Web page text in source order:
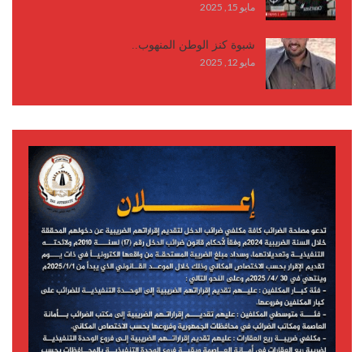
مايو 15, 2025
شبوة كنز الوطن المنهوب..
مايو 12, 2025